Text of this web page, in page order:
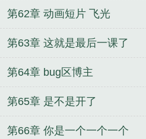
第62章 动画短片 飞光
第63章 这就是最后一课了
第64章 bug区博主
第65章 是不是开了
第66章 你是一个一个一个